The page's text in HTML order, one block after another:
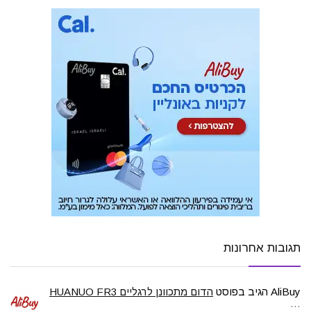
תגובות אחרונות
AliBuy הגיב בפוסט הדום מתכוונן לרגליים HUANUO FR3
…